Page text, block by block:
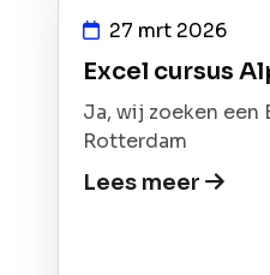
27 mrt 2026
Excel cursus
Ja, wij zoeken een
Rotterdam
Lees meer